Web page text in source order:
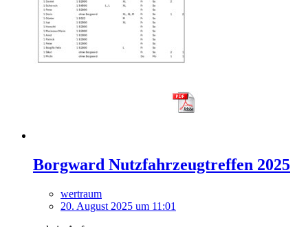
Borgward Nutzfahrzeugtreffen 2025
wertraum
20. August 2025 um 11:01